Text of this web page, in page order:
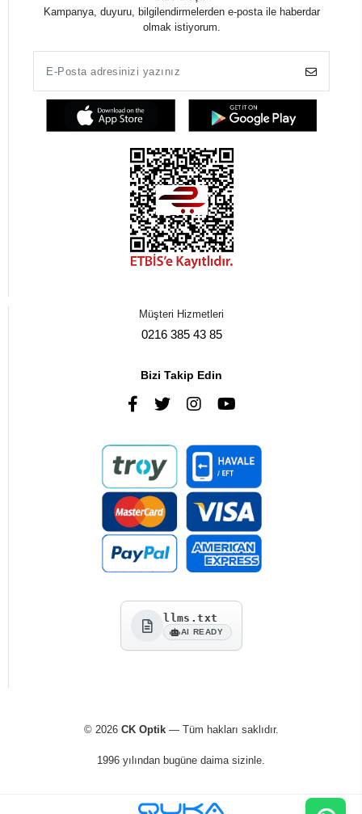
Kampanya, duyuru, bilgilendirmelerden e-posta ile haberdar
olmak istiyorum.
Müşteri Hizmetleri
0216 385 43 85
Bizi Takip Edin
llms.txt
AI READY
© 2026 CK Optik— Tüm hakları saklıdır.
1996 yılından bugüne daima sizinle.